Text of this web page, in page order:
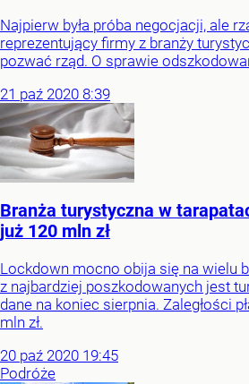
Najpierw była próba negocjacji, ale
reprezentujący firmy z branży
pozwać rząd. O sprawie
21 paź 2020 8:39
Branża turystyczna w
już 120 mln zł
Lockdown mocno obija się na wielu
z najbardziej poszkodowanych jest
dane na koniec sierpnia. Zaległości
mln zł.
20 paź 2020 19:45
Podróże